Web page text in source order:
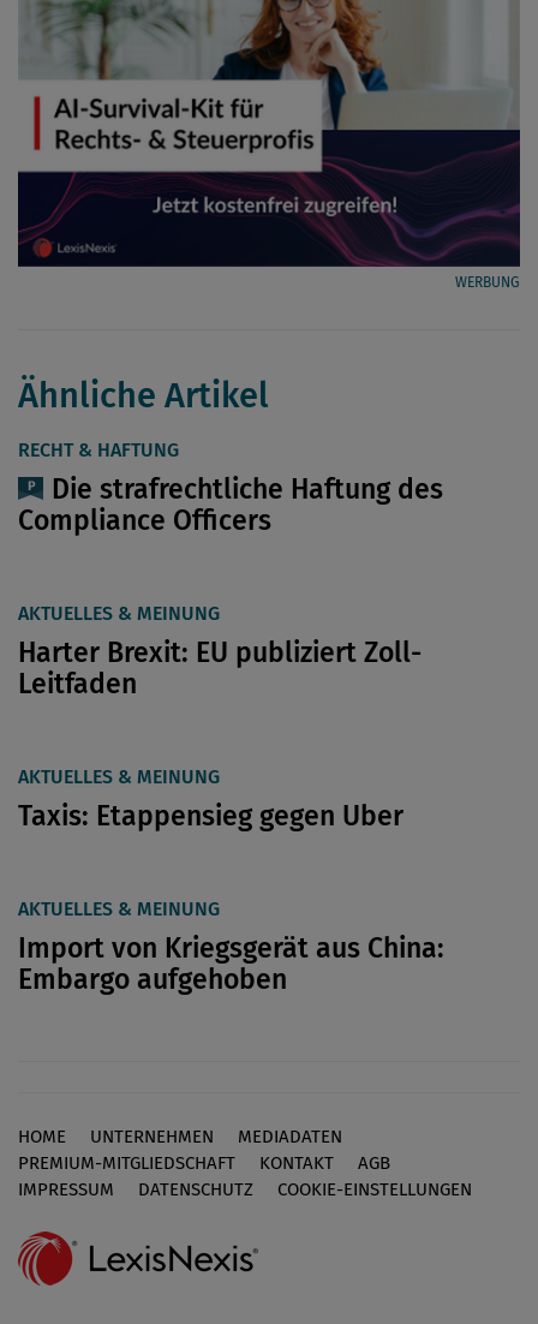
WERBUNG
Ähnliche Artikel
RECHT & HAFTUNG
Die strafrechtliche Haftung des
Compliance Officers
AKTUELLES & MEINUNG
Harter Brexit: EU publiziert Zoll-
Leitfaden
AKTUELLES & MEINUNG
Taxis: Etappensieg gegen Uber
AKTUELLES & MEINUNG
Import von Kriegsgerät aus China:
Embargo aufgehoben
Footer
HOME UNTERNEHMEN
MEDIADATEN
PREMIUM-MITGLIEDSCHAFT
KONTAKT
AGB
IMPRESSUM
DATENSCHUTZ COOKIE-EINSTELLUNGEN